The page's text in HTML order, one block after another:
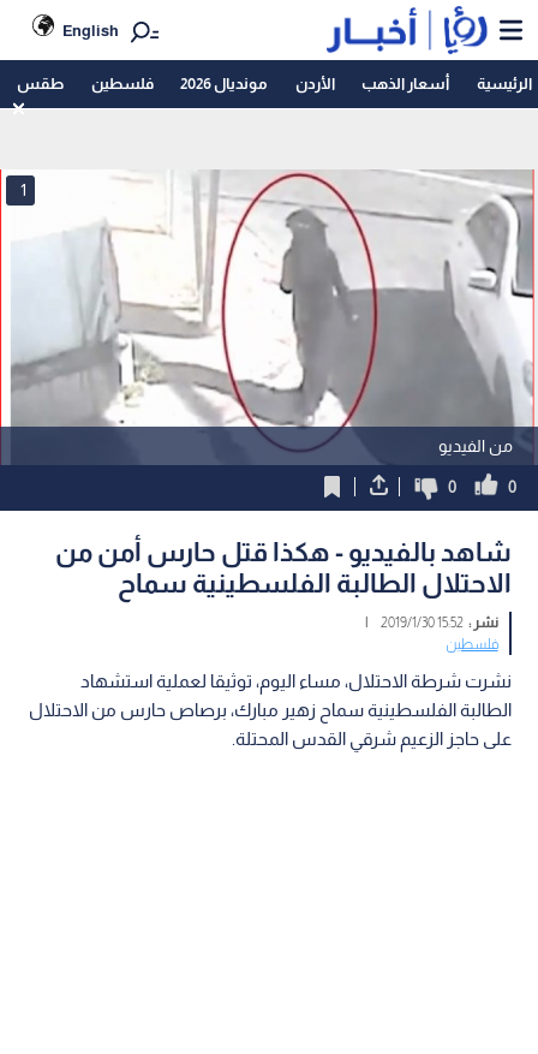
English
الرئيسية أسعار الذهب الأردن مونديال 2026 فلسطين طقس
من الفيديو
1
0
0
شاهد بالفيديو - هكذا قتل حارس أمن من
الاحتلال الطالبة الفلسطينية سماح
نشر :15:52 2019/1/30
|
فلسطين
نشرت شرطة الاحتلال، مساء اليوم، توثيقا لعملية استشهاد
الطالبة الفلسطينية سماح زهير مبارك، برصاص حارس من الاحتلال
على حاجز الزعيم شرقي القدس المحتلة.